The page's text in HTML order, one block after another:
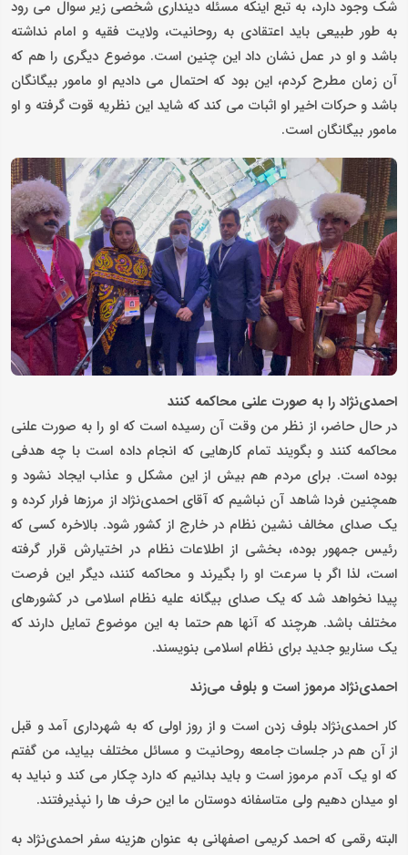
شک وجود دارد، به تبع اینکه مسئله دینداری شخصی زیر سوال می رود
به طور طبیعی باید اعتقادی به روحانیت، ولایت فقیه و امام نداشته
باشد و او در عمل نشان داد این چنین است. موضوع دیگری را هم که
آن زمان مطرح کردم، این بود که احتمال می دادیم او مامور بیگانگان
باشد و حرکات اخیر او اثبات می کند که شاید این نظریه قوت گرفته و او
مامور بیگانگان است.
احمدی‌نژاد را به صورت علنی محاکمه کنند
در حال حاضر، از نظر من وقت آن رسیده است که او را به صورت علنی
محاکمه کنند و بگویند تمام کارهایی که انجام داده است با چه هدفی
بوده است. برای مردم هم بیش از این مشکل و عذاب ایجاد نشود و
همچنین فردا شاهد آن نباشیم که آقای احمدی‌نژاد از مرزها فرار کرده و
یک صدای مخالف نشین نظام در خارج از کشور شود. بالاخره کسی که
رئیس جمهور بوده، بخشی از اطلاعات نظام در اختیارش قرار گرفته
است، لذا اگر با سرعت او را بگیرند و محاکمه کنند، دیگر این فرصت
پیدا نخواهد شد که یک صدای بیگانه علیه نظام اسلامی در کشورهای
مختلف باشد. هرچند که آنها هم حتما به این موضوع تمایل دارند که
یک سناریو جدید برای نظام اسلامی بنویسند.
احمدی‌نژاد مرموز است و بلوف می‌زند
کار احمدی‌نژاد بلوف زدن است و از روز اولی که به شهرداری آمد و قبل
از آن هم در جلسات جامعه روحانیت و مسائل مختلف بیاید، من گفتم
که او یک آدم مرموز است و باید بدانیم که دارد چکار می کند و نباید به
او میدان دهیم ولی متاسفانه دوستان ما این حرف ها را نپذیرفتند.
البته رقمی که احمد کریمی اصفهانی به عنوان هزینه سفر احمدی‌نژاد به